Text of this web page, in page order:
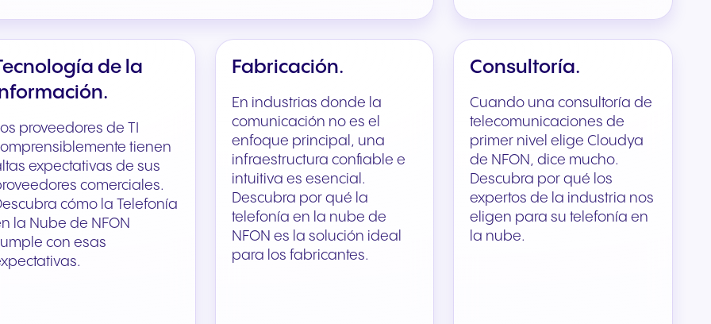
de la
proveedores de TI
tienen
expectativas de sus
comerciales.
cómo la Telefonía
la Nube de NFON
con esas
Fabricación.
En industrias donde la
comunicación no es el
enfoque principal, una
infraestructura confiable e
intuitiva es esencial.
Descubra por qué la
telefonía en la nube de
NFON es la solución ideal
para los fabricantes.
Consultoría.
Cuando una consultoría de
telecomunicaciones de
primer nivel elige Cloudya
de NFON, dice mucho.
Descubra por qué los
expertos de la industria nos
eligen para su telefonía en
la nube.